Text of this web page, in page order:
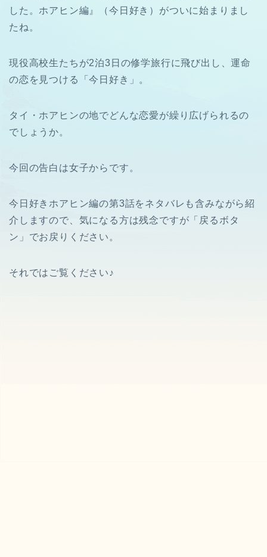
した。ホアヒン編』（今日好き）がついに始まりまし
たね。
現役高校生たちが2泊3日の修学旅行に飛び出し、運命
の恋を見つける「今日好き」。
タイ・ホアヒンの地でどんな恋愛が繰り広げられるの
でしょうか。
今回の告白は女子からです。
今日好きホアヒン編の第3話をネタバレも含みながら紹
介しますので、気になる方は残念ですが「戻るボタ
ン」でお戻りください。
それではご覧ください♪